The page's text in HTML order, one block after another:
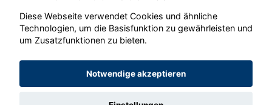
© konjunkturmotor.de GmbH 2020 - 2026
Diese Webseite verwendet Cookies und ähnliche
Technologien, um die Basisfunktion zu gewährleisten und
um Zusatzfunktionen zu bieten.
Notwendige akzeptieren